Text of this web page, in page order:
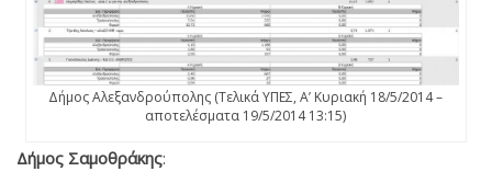
Δήμος Αλεξανδρούπολης (Τελικά ΥΠΕΣ, Α’ Κυριακή 18/5/2014 –
αποτελέσματα 19/5/2014 13:15)
Δήμος Σαμοθράκης: